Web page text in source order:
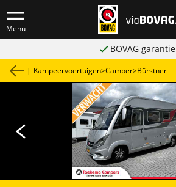
Menu
BOVAG garantie
| Kampeervoertuigen>Camper>Bürstner